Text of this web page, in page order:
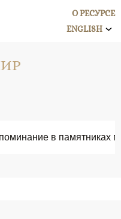
О РЕСУРСЕ
ENGLISH
в памятниках